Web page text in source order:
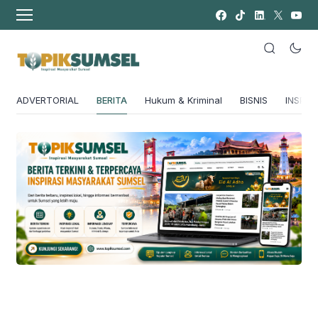
ADVERTORIAL BERITA Hukum & Kriminal BISNIS